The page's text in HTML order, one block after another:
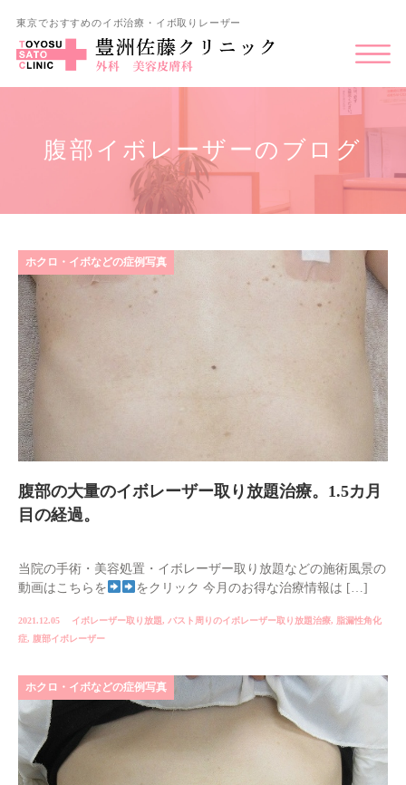
東京でおすすめのイボ治療・イボ取りレーザー
腹部イボレーザーのブログ
ホクロ・イボなどの症例写真
腹部の大量のイボレーザー取り放題治療。1.5カ月
目の経過。
当院の手術・美容処置・イボレーザー取り放題などの施術風景の
動画はこちらを
をクリック 今月のお得な治療情報は […]
2021.12.05 イボレーザー取り放題, バスト周りのイボレーザー取り放題治療, 脂漏性角化
症, 腹部イボレーザー
ホクロ・イボなどの症例写真